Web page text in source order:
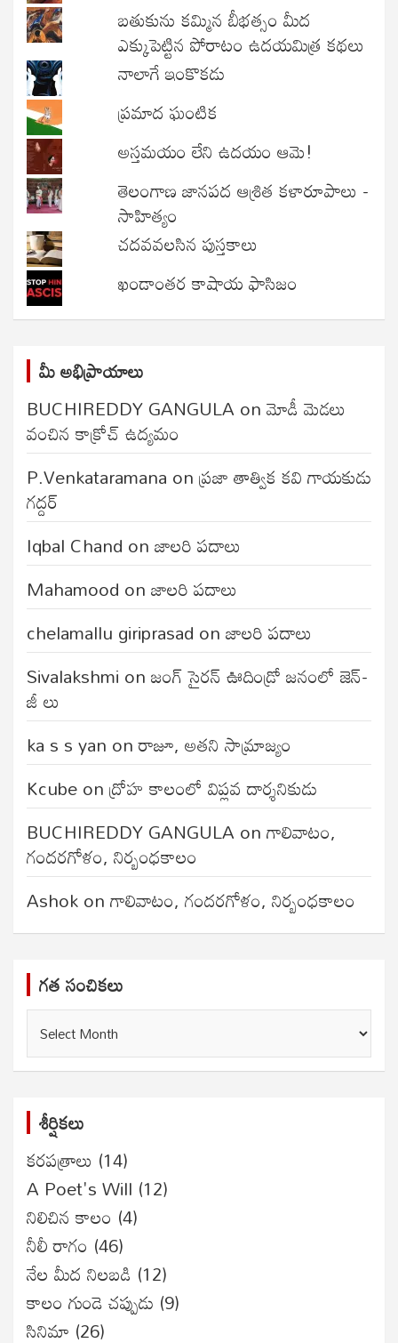
బతుకును కమ్మిన బీభత్సం మీద
ఎక్కుపెట్టిన పోరాటం ఉదయమిత్ర కథలు
నాలాగే ఇంకొకడు
ప్రమాద ఘంటిక
అస్తమయం లేని ఉదయం ఆమె!
తెలంగాణ జానపద ఆశ్రిత కళారూపాలు -
సాహిత్యం
చదవవలసిన పుస్తకాలు
ఖండాంతర కాషాయ ఫాసిజం
మీ అభిప్రాయాలు
BUCHIREDDY GANGULA onమోడీ మెడలు
వంచిన కాక్రోచ్ ఉద్యమం
P.Venkataramana onప్రజా తాత్విక కవి గాయకుడు
గద్దర్
Iqbal Chand onజాలరి పదాలు
Mahamood onజాలరి పదాలు
chelamallu giriprasad onజాలరి పదాలు
Sivalakshmi onజంగ్‌ సైరన్‌ ఊదిండ్రో జనంలో జెన్-
జీ లు
ka s s yan onరాజూ, అతని సామ్రాజ్యం
Kcubeonద్రోహ కాలంలో విప్లవ దార్శనికుడు
BUCHIREDDY GANGULA onగాలివాటం,
గందరగోళం, నిర్బంధకాలం
Ashokonగాలివాటం, గందరగోళం, నిర్బంధకాలం
గత సంచికలు
గత
సంచికలు
శీర్షికలు
కరపత్రాలు (14)
A Poet's Will (12)
నిలిచిన కాలం (4)
నీలీ రాగం (46)
నేల మీద నిలబడి (12)
కాలం గుండె చప్పుడు (9)
సినిమా (26)